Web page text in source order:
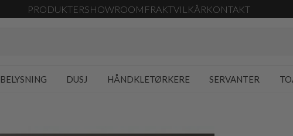
PRODUKTERSHOWROOM FRAKTVILKÅRKONTAKT
BELYSNING DUSJ HÅNDKLETØRKERE SERVANTER